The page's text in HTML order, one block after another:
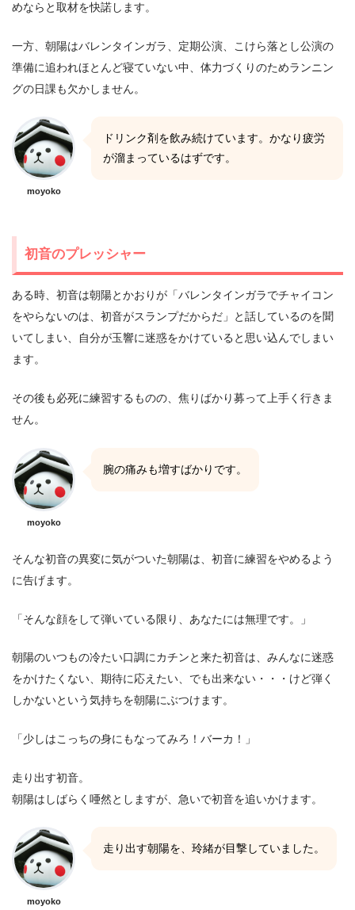
めならと取材を快諾します。
一方、朝陽はバレンタインガラ、定期公演、こけら落とし公演の
準備に追われほとんど寝ていない中、体力づくりのためランニン
グの日課も欠かしません。
moyoko
ドリンク剤を飲み続けています。かなり疲労
が溜まっているはずです。
初音のプレッシャー
ある時、初音は朝陽とかおりが「バレンタインガラでチャイコン
をやらないのは、初音がスランプだからだ」と話しているのを聞
いてしまい、自分が玉響に迷惑をかけていると思い込んでしまい
ます。
その後も必死に練習するものの、焦りばかり募って上手く行きま
せん。
moyoko
腕の痛みも増すばかりです。
そんな初音の異変に気がついた朝陽は、初音に練習をやめるよう
に告げます。
「そんな顔をして弾いている限り、あなたには無理です。」
朝陽のいつもの冷たい口調にカチンと来た初音は、みんなに迷惑
をかけたくない、期待に応えたい、でも出来ない・・・けど弾く
しかないという気持ちを朝陽にぶつけます。
「少しはこっちの身にもなってみろ！バーカ！」
走り出す初音。
朝陽はしばらく唖然としますが、急いで初音を追いかけます。
moyoko
走り出す朝陽を、玲緒が目撃していました。